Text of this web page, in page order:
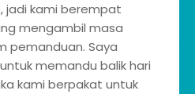
jadi kami berempat
mengambil masa
pemanduan. Saya
memandu balik hari
kami berpakat untuk